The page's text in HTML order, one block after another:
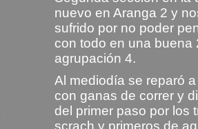
nuevo en Aranga 2 y
sufrido por no poder
con todo en una buena
agrupación 4.
Al mediodía se reparó
con ganas de correr y
del primer paso por los
scrach y primeros de